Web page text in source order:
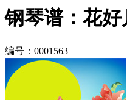
钢琴谱：花
编号：0001563